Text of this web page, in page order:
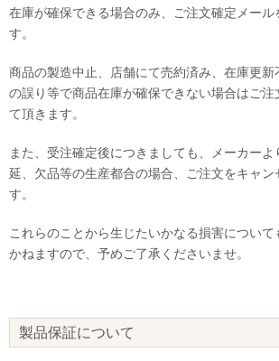
在庫が確保できる場合のみ、ご注文確定メール
す。
商品の製造中止、店舗にて売約済み、在庫更新
の誤り等で商品在庫が確保できない場合はご
て頂きます。
また、受注確定後につきましても、メーカー
延、欠品等の生産都合の場合、ご注文をキャン
す。
これらのことから生じたいかなる損害について
かねますので、予めご了承くださいませ。
製品保証について